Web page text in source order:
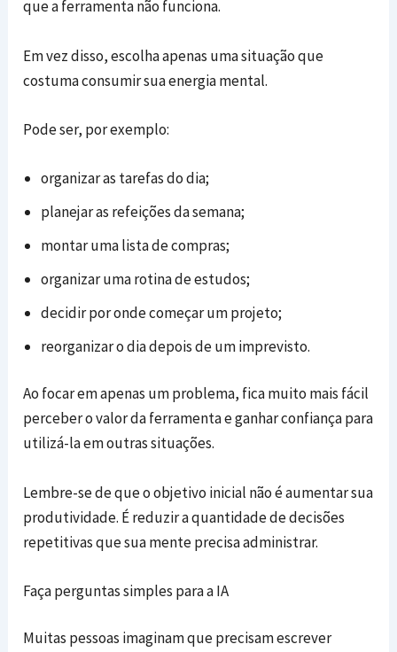
que a ferramenta não funciona.
Em vez disso, escolha apenas uma situação que
costuma consumir sua energia mental.
Pode ser, por exemplo:
organizar as tarefas do dia;
planejar as refeições da semana;
montar uma lista de compras;
organizar uma rotina de estudos;
decidir por onde começar um projeto;
reorganizar o dia depois de um imprevisto.
Ao focar em apenas um problema, fica muito mais fácil
perceber o valor da ferramenta e ganhar confiança para
utilizá-la em outras situações.
Lembre-se de que o objetivo inicial não é aumentar sua
produtividade. É reduzir a quantidade de decisões
repetitivas que sua mente precisa administrar.
Faça perguntas simples para a IA
Muitas pessoas imaginam que precisam escrever